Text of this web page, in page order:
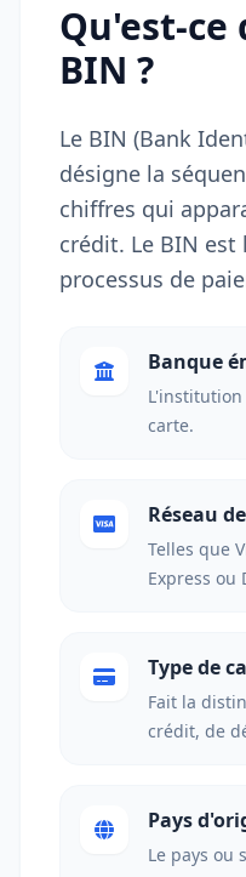
Qu'est-ce
BIN ?
Le BIN (Bank
désigne la
chiffres qui
crédit. Le BIN
processus de
Banque
carte.
Réseau
Telles que
Express ou
Type de
Fait la
crédit, de
Pays
Le pays ou